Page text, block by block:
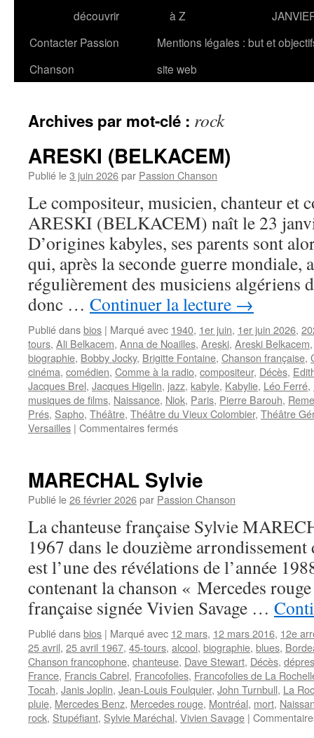
découvrir
à Z
Contacter Passion
Chanson
Mentions légales : but et
site web
Archives par mot-clé : rock
ARESKI (BELKACEM)
Publié le3 juin 2026par Passion Chanson
Le compositeur, musicien, chanteur et
ARESKI (BELKACEM) naît le 23
D’origines kabyles, ses parents sont
qui, après la seconde guerre mondiale,
régulièrement des musiciens algériens
donc … Continuer la lecture →
Publié dansbios | Marqué avec 1940, 1er juin, 1er juin 2026,
tours, Ali Belkacem, Anna de Noailles, Areski, Areski Belkacem
biographie, Bobby Jocky, Brigitte Fontaine, Chanson française,
cinéma, comédien, Comme à la radio, compositeur, Décès,
Jacques Brel, Jacques Higelin, jazz, kabyle, Kabylie, Léo Ferré,
musiques de films, Naissance, Niok, Paris, Pierre Barouh,
Prés, Sapho, Théâtre, Théâtre du Vieux Colombier, Théâtre
Versailles | Commentaires ferméssur
MARECHAL Sylvie
Publié le26 février 2026par Passion Chanson
La chanteuse française Sylvie
1967 dans le douzième
est l’une des révélations de l’année
contenant la chanson « Mercedes
française signée Vivien Savage …
Publié dansbios | Marqué avec 12 mars, 12 mars 2016, 12e
25 avril, 25 avril 1967, 45-tours, alcool, biographie, blues,
Chanson francophone, chanteuse, Dave Stewart, Décès,
France, Francis Cabrel, Francofolies, Francofolies de La
Tocah, Janis Joplin, Jean-Louis Foulquier, John Turnbull, La
pluie, Mercedes Benz, Mercedes rouge, Montréal, mort,
rock, Stupéfiant, Sylvie Maréchal, Vivien Savage |